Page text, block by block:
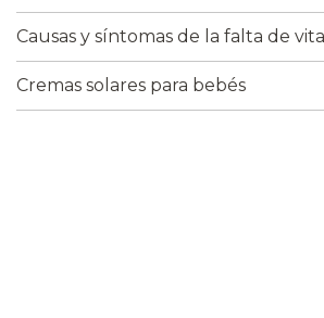
Causas y síntomas de la falta de
Cremas solares para bebés